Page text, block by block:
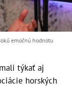
emočnú hodnotu
týkať aj
horských